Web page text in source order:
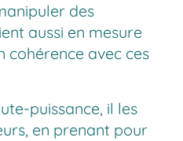
des
aussi en mesure
cohérence avec ces
puissance, il les
en prenant pour